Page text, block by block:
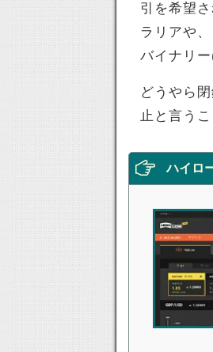
引を希望
ラリアや
バイナリ
どうやら
止と言うこ
ハイロ